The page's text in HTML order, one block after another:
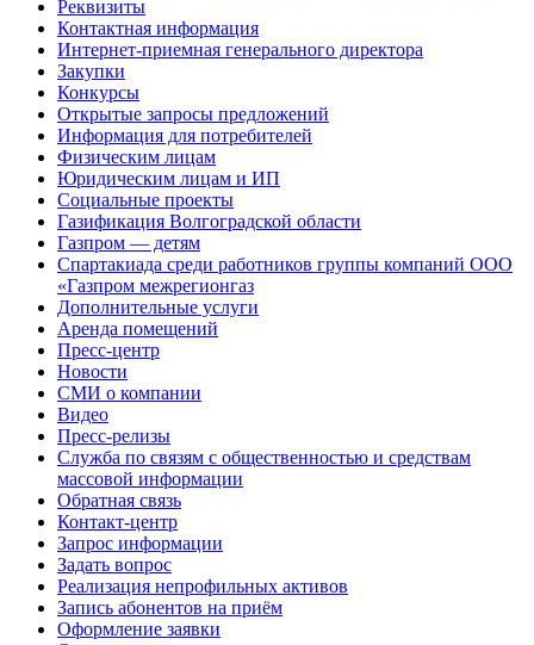
Реквизиты
Контактная информация
Интернет-приемная генерального директора
Закупки
Конкурсы
Открытые запросы предложений
Информация для потребителей
Физическим лицам
Юридическим лицам и ИП
Социальные проекты
Газификация Волгоградской области
Газпром — детям
Спартакиада среди работников группы компаний ООО
«Газпром межрегионгаз
Дополнительные услуги
Аренда помещений
Пресс-центр
Новости
СМИ о компании
Видео
Пресс-релизы
Служба по связям с общественностью и средствам
массовой информации
Обратная связь
Контакт-центр
Запрос информации
Задать вопрос
Реализация непрофильных активов
Запись абонентов на приём
Оформление заявки